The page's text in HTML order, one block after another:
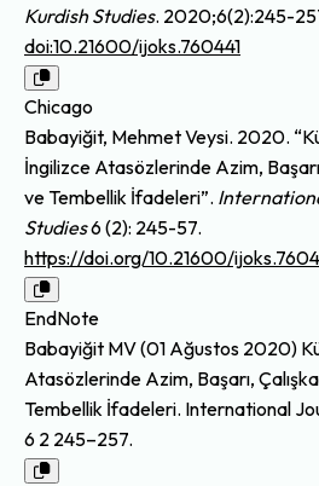
Kurdish Studies. 2020;6(2):245-
doi:10.21600/ijoks.760441
Chicago
Babayiğit, Mehmet Veysi. 2020.
İngilizce Atasözlerinde Azim, Başarı,
ve Tembellik İfadeleri”.
Studies6 (2): 245-57.
https://doi.org/10.21600/
EndNote
Babayiğit MV (01 Ağustos 2020)
Atasözlerinde Azim, Başarı,
Tembellik İfadeleri. International
6 2 245–257.